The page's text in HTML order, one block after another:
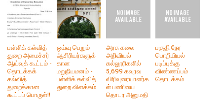
பள்ளிக் கல்வித்
துறை அமைச்சர்
ஆய்வுக் கூட்டம் -
தொடக்கக்
கல்வித்
துறைக்கான
கூட்டப் பொருள்!!
ஒய்வு பெறும்
ஆசிரியர்களுக்
கான
மறுநியமனம் -
பள்ளிக் கல்வித்
துறை விளக்கம்
அரசு கலை
அறிவியல்
கல்லூரிகளில்
5,699 கவுரவ
விரிவுரையாளர்க
ள் பணியை
தொடர அனுமதி
பகுதி நேர
பொறியியல்
படிப்புக்கு
விண்ணப்பம்
தொடக்கம்